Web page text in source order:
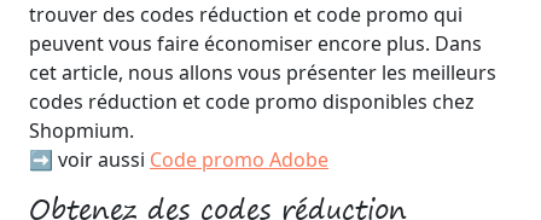
trouver des codes réduction et code promo qui
peuvent vous faire économiser encore plus. Dans
cet article, nous allons vous présenter les meilleurs
codes réduction et code promo disponibles chez
Shopmium.
➡️ voir aussi Code promo Adobe
Obtenez des codes réduction